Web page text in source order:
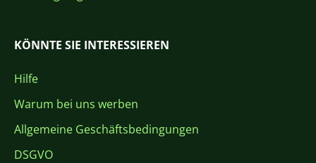
KÖNNTE SIE INTERESSIEREN
Hilfe
Warum bei uns werben
Allgemeine Geschäftsbedingungen
DSGVO